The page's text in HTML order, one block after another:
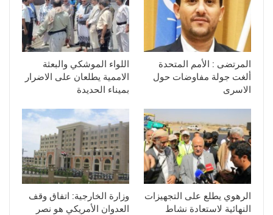
المرتضى : الأمم المتحدة
ألغت جولة مفاوضات حول
الاسرى
اللواء الموشكي والبعثة
الاممية يطلعان على الاضرار
بميناء الحديدة
الرهوي يطلع على التجهيزات
النهائية لاستعادة نشاط
وزارة الخارجية: اتفاق وقف
العدوان الأمريكي هو نصر